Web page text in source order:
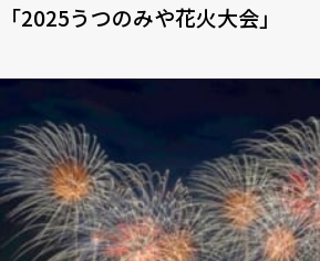
「2025うつのみや花火大会」